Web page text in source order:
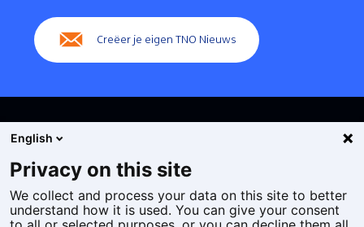
Creëer je eigen TNO Nieuws
Cookies
Privacy statement
English
Privacy on this site
We collect and process your data on this site to better
understand how it is used. You can give your consent